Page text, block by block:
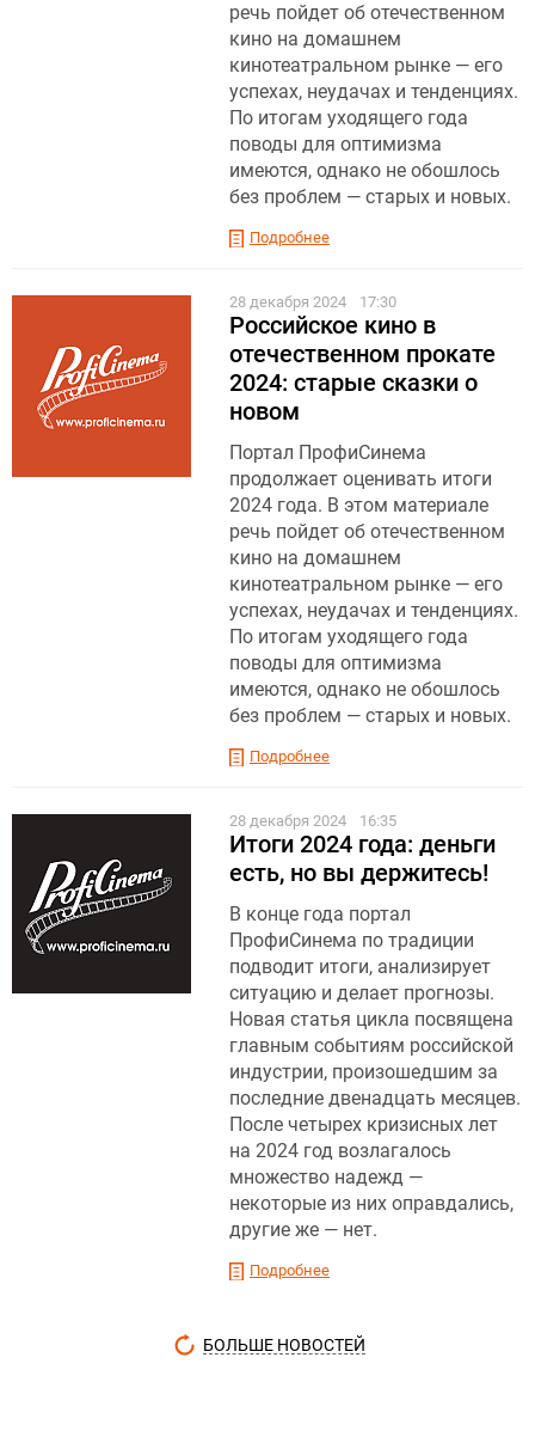
речь пойдет об отечественном
кино на домашнем
кинотеатральном рынке — его
успехах, неудачах и тенденциях.
По итогам уходящего года
поводы для оптимизма
имеются, однако не обошлось
без проблем — старых и новых.
Подробнее
28 декабря 2024 17:30
Российское кино в
отечественном прокате
2024: старые сказки о
новом
Портал ПрофиСинема
продолжает оценивать итоги
2024 года. В этом материале
речь пойдет об отечественном
кино на домашнем
кинотеатральном рынке — его
успехах, неудачах и тенденциях.
По итогам уходящего года
поводы для оптимизма
имеются, однако не обошлось
без проблем — старых и новых.
Подробнее
28 декабря 2024 16:35
Итоги 2024 года: деньги
есть, но вы держитесь!
В конце года портал
ПрофиСинема по традиции
подводит итоги, анализирует
ситуацию и делает прогнозы.
Новая статья цикла посвящена
главным событиям российской
индустрии, произошедшим за
последние двенадцать месяцев.
После четырех кризисных лет
на 2024 год возлагалось
множество надежд —
некоторые из них оправдались,
другие же — нет.
Подробнее
БОЛЬШЕ НОВОСТЕЙ